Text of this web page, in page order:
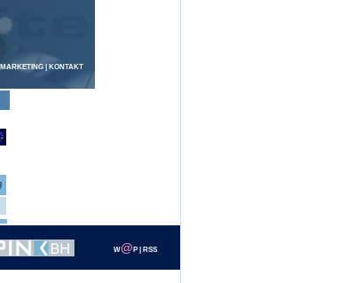
MARKETING| KONTAKT
W@ P RSS